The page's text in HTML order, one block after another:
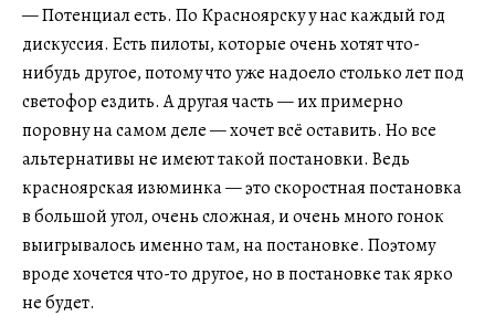
— Потенциал есть. По Красноярску у нас каждый год
дискуссия. Есть пилоты, которые очень хотят что-
нибудь другое, потому что уже надоело столько лет под
светофор ездить. А другая часть — их примерно
поровну на самом деле — хочет всё оставить. Но все
альтернативы не имеют такой постановки. Ведь
красноярская изюминка — это скоростная постановка
в большой угол, очень сложная, и очень много гонок
выигрывалось именно там, на постановке. Поэтому
вроде хочется что-то другое, но в постановке так ярко
не будет.